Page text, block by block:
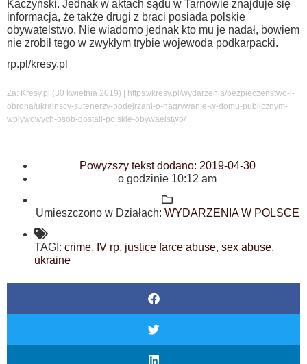
Kaczyński. Jednak w aktach sądu w Tarnowie znajduje się
informacja, że także drugi z braci posiada polskie
obywatelstwo. Nie wiadomo jednak kto mu je nadał, bowiem
nie zrobił tego w zwykłym trybie wojewoda podkarpacki.
rp.pl/kresy.pl
Za: Kresy.pl (30 kwietnia 2019) | https://kresy.pl/wydarzenia/bezpieczenstwo-i-
obrona/ukrainscy-sutenerzy-podejrzani-o-nagrywanie-w-domu-publicznym-
wplywowych-osob-dostali-polskie-obywaelstwo/
Powyższy tekst dodano: 2019-04-30
o godzinie 10:12 am
Umieszczono w Działach: WYDARZENIA W POLSCE
TAGI: crime, IV rp, justice farce abuse, sex abuse,
ukraine